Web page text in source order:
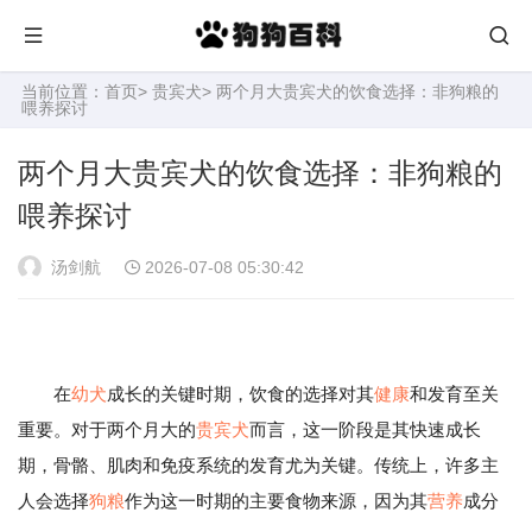
当前位置： 首页> 贵宾犬> 两个月大贵宾犬的饮食选择：非狗粮的
喂养探讨
两个月大贵宾犬的饮食选择：非狗粮的
喂养探讨
汤剑航 2026-07-08 05:30:42
在幼犬成长的关键时期，饮食的选择对其健康和发育至关
重要。对于两个月大的贵宾犬而言，这一阶段是其快速成长
期，骨骼、肌肉和免疫系统的发育尤为关键。传统上，许多主
人会选择狗粮作为这一时期的主要食物来源，因为其营养成分